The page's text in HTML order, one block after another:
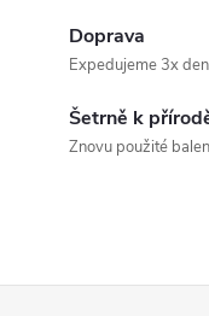
Doprava
Expedujeme 3x
Šetrně k
Znovu použité